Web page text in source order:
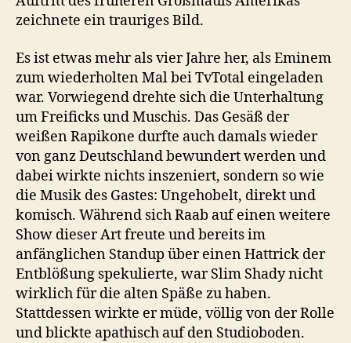
zeichnete ein trauriges Bild.
Es ist etwas mehr als vier Jahre her, als Eminem
zum wiederholten Mal bei TvTotal eingeladen
war. Vorwiegend drehte sich die Unterhaltung
um Freificks und Muschis. Das Gesäß der
weißen Rapikone durfte auch damals wieder
von ganz Deutschland bewundert werden und
dabei wirkte nichts inszeniert, sondern so wie
die Musik des Gastes: Ungehobelt, direkt und
komisch. Während sich Raab auf einen weitere
Show dieser Art freute und bereits im
anfänglichen Standup über einen Hattrick der
Entblößung spekulierte, war Slim Shady nicht
wirklich für die alten Späße zu haben.
Stattdessen wirkte er müde, völlig von der Rolle
und blickte apathisch auf den Studioboden.